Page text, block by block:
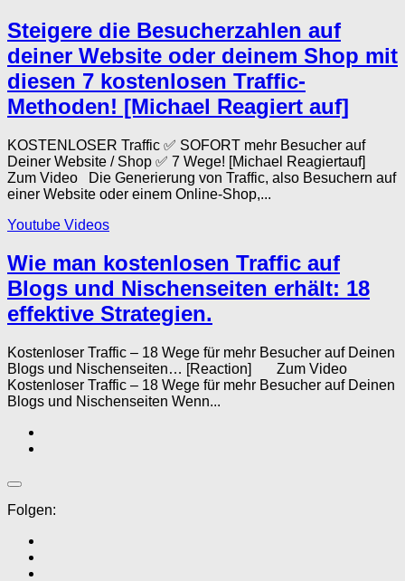
Steigere die Besucherzahlen auf
deiner Website oder deinem Shop mit
diesen 7 kostenlosen Traffic-
Methoden! [Michael Reagiert auf]
KOSTENLOSER Traffic ✅ SOFORT mehr Besucher auf
Deiner Website / Shop ✅ 7 Wege! [Michael Reagiertauf]
Zum Video Die Generierung von Traffic, also Besuchern auf
einer Website oder einem Online-Shop,...
Youtube Videos
Wie man kostenlosen Traffic auf
Blogs und Nischenseiten erhält: 18
effektive Strategien.
Kostenloser Traffic – 18 Wege für mehr Besucher auf Deinen
Blogs und Nischenseiten… [Reaction] Zum Video
Kostenloser Traffic – 18 Wege für mehr Besucher auf Deinen
Blogs und Nischenseiten Wenn...
Folgen: